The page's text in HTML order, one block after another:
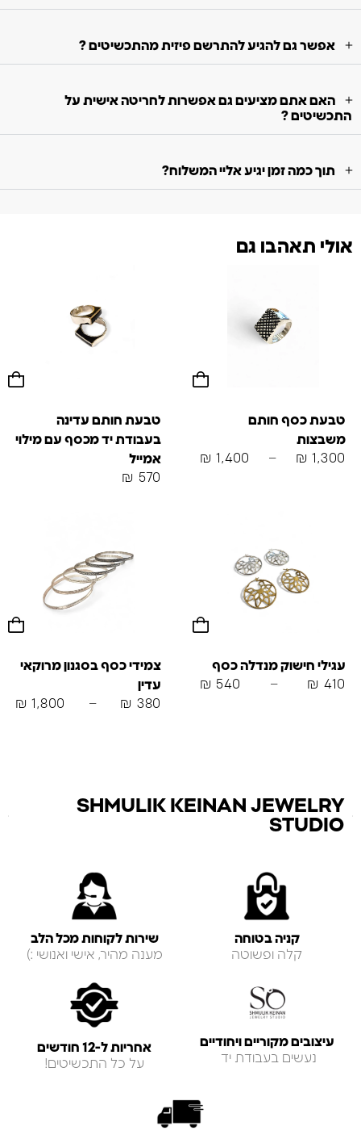
אפשר גם להגיע להתרשם פיזית מהתכשיטים ?
האם אתם מציעים גם אפשרות לחריטה אישית על
התכשיטים ?
תוך כמה זמן יגיע אליי המשלוח?
אולי תאהבו גם
טבעת כסף חותם
משבצות
₪ 1,300
–
₪ 1,400
טבעת חותם עדינה
בעבודת יד מכסף עם מילוי
אמייל
₪ 570
עגילי חישוק מנדלה כסף
₪ 410
–
₪ 540
צמידי כסף בסגנון מרוקאי
עדין
₪ 380
–
₪ 1,800
SHMULIK KEINAN JEWELRY
STUDIO
קניה בטוחה
קלה ופשוטה
שירות לקוחות מכל הלב
מענה מהיר, אישי ואנושי :)
עיצובים מקוריים ויחודיים
נעשים בעבודת יד
אחריות ל-12 חודשים
על כל התכשיטים!